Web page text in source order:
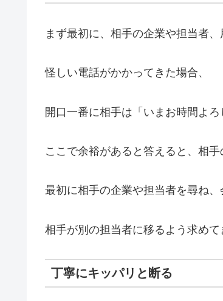
まず最初に、相手の企業や担当者、
怪しい電話がかかってきた場合、
開口一番に相手は「いまお時間よ
ここで余裕があると答えると、相
最初に相手の企業や担当者を尋ね
相手が別の担当者に移るよう求め
丁寧にキッパリと断る